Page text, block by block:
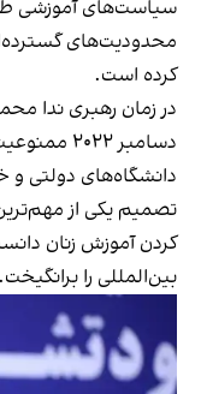
سیاست‌های آموزشی
محدودیت‌های
کرده است.
در زمان رهبری ندا
دسامبر
دانشگاه‌های دولتی
تصمیم یکی از
کردن آموزش زنان
بین‌المللی را برانگیخت.